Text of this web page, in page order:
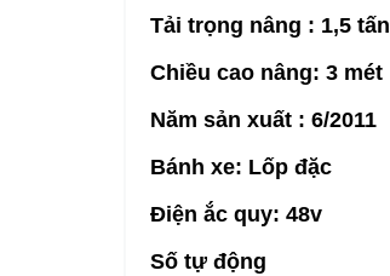
Tải trọng nâng : 1,5 tấn
Chiều cao nâng: 3 mét
Năm sản xuất : 6/2011
Bánh xe: Lốp đặc
Điện ắc quy: 48v
Số tự động